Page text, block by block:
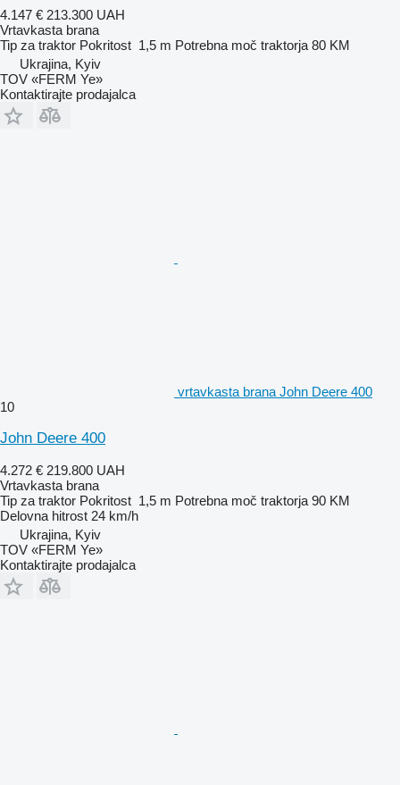
4.147 € 213.300 UAH
Vrtavkasta brana
Tip za traktor Pokritost 1,5 m Potrebna moč traktorja 80 KM
Ukrajina, Kyiv
TOV «FERM Ye»
Kontaktirajte prodajalca
vrtavkasta brana John Deere 400
10
John Deere 400
4.272 € 219.800 UAH
Vrtavkasta brana
Tip za traktor Pokritost 1,5 m Potrebna moč traktorja 90 KM
Delovna hitrost 24 km/h
Ukrajina, Kyiv
TOV «FERM Ye»
Kontaktirajte prodajalca